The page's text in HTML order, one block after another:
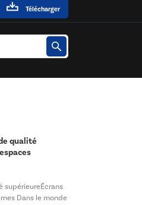
Télécharger
qualité
supérieureÉcrans
Dans le monde